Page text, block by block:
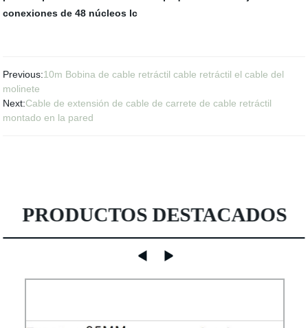
conexiones de 48 núcleos lc
Previous:10m Bobina de cable retráctil cable retráctil el cable del
molinete
Next:Cable de extensión de cable de carrete de cable retráctil
montado en la pared
PRODUCTOS DESTACADOS